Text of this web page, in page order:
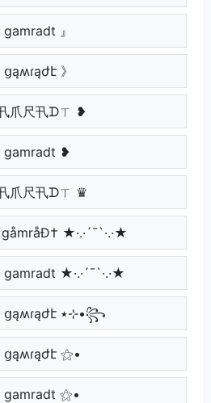
gamradt 』
ցąʍɾąժէ 》
爪尺卂ᗪㄒ ❥
gamradt ❥
爪尺卂ᗪㄒ ♛
gåmråÐ† ★·.·´¯`·.·★
gamradt ★·.·´¯`·.·★
꧁•⊹٭ ցąʍɾąժէ ٭⊹•꧂
⚝•
⚝•